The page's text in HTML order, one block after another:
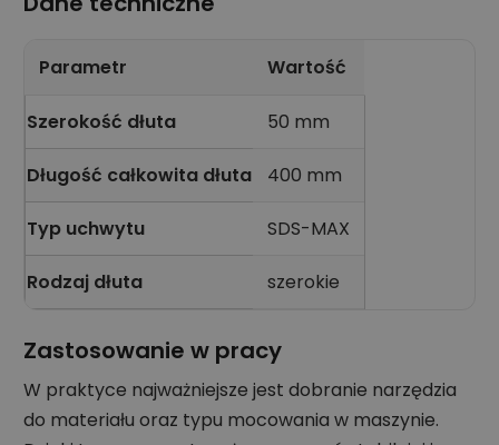
Parametr Wartość
Szerokość dłuta 50 mm
Długość całkowita dłuta 400 mm
Typ uchwytu SDS-MAX
Rodzaj dłuta szerokie
Zastosowanie w pracy
W praktyce najważniejsze jest dobranie narzędzia
do materiału oraz typu mocowania w maszynie.